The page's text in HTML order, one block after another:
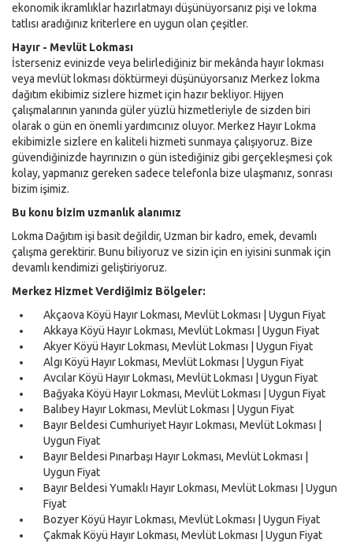
ekonomik ikramlıklar hazırlatmayı düşünüyorsanız pişi ve lokma
tatlısı aradığınız kriterlere en uygun olan çeşitler.
Hayır - Mevlüt Lokması
İsterseniz evinizde veya belirlediğiniz bir mekânda hayır lokması
veya mevlüt lokması döktürmeyi düşünüyorsanız Merkez lokma
dağıtım ekibimiz sizlere hizmet için hazır bekliyor. Hijyen
çalışmalarının yanında güler yüzlü hizmetleriyle de sizden biri
olarak o gün en önemli yardımcınız oluyor. Merkez Hayır Lokma
ekibimizle sizlere en kaliteli hizmeti sunmaya çalışıyoruz. Bize
güvendiğinizde hayrınızın o gün istediğiniz gibi gerçekleşmesi çok
kolay, yapmanız gereken sadece telefonla bize ulaşmanız, sonrası
bizim işimiz.
Bu konu bizim uzmanlık alanımız
Lokma Dağıtım işi basit değildir, Uzman bir kadro, emek, devamlı
çalışma gerektirir. Bunu biliyoruz ve sizin için en iyisini sunmak için
devamlı kendimizi geliştiriyoruz.
Merkez Hizmet Verdiğimiz Bölgeler:
Akçaova Köyü Hayır Lokması, Mevlüt Lokması | Uygun Fiyat
Akkaya Köyü Hayır Lokması, Mevlüt Lokması | Uygun Fiyat
Akyer Köyü Hayır Lokması, Mevlüt Lokması | Uygun Fiyat
Algı Köyü Hayır Lokması, Mevlüt Lokması | Uygun Fiyat
Avcılar Köyü Hayır Lokması, Mevlüt Lokması | Uygun Fiyat
Bağyaka Köyü Hayır Lokması, Mevlüt Lokması | Uygun Fiyat
Balıbey Hayır Lokması, Mevlüt Lokması | Uygun Fiyat
Bayır Beldesi Cumhuriyet Hayır Lokması, Mevlüt Lokması |
Uygun Fiyat
Bayır Beldesi Pınarbaşı Hayır Lokması, Mevlüt Lokması |
Uygun Fiyat
Bayır Beldesi Yumaklı Hayır Lokması, Mevlüt Lokması | Uygun
Fiyat
Bozyer Köyü Hayır Lokması, Mevlüt Lokması | Uygun Fiyat
Çakmak Köyü Hayır Lokması, Mevlüt Lokması | Uygun Fiyat